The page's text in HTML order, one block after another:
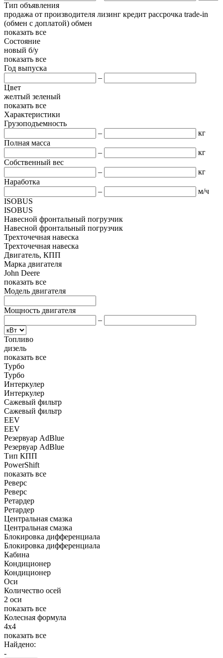
Тип объявления
продажа от производителя лизинг кредит рассрочка trade-in
(обмен с доплатой) обмен
показать все
Состояние
новый б/у
показать все
Год выпуска
–
Цвет
желтый зеленый
показать все
Характеристики
Грузоподъемность
–
кг
Полная масса
–
кг
Собственный вес
–
кг
Наработка
–
м/ч
ISOBUS
ISOBUS
Навесной фронтальный погрузчик
Навесной фронтальный погрузчик
Трехточечная навеска
Трехточечная навеска
Двигатель, КПП
Марка двигателя
John Deere
показать все
Модель двигателя
Мощность двигателя
–
Топливо
дизель
показать все
Турбо
Турбо
Интеркулер
Интеркулер
Сажевый фильтр
Сажевый фильтр
EEV
EEV
Резервуар AdBlue
Резервуар AdBlue
Тип КПП
PowerShift
показать все
Реверс
Реверс
Ретардер
Ретардер
Центральная смазка
Центральная смазка
Блокировка дифференциала
Блокировка дифференциала
Кабина
Кондиционер
Кондиционер
Оси
Количество осей
2 оси
показать все
Колесная формула
4x4
показать все
Найдено:
-